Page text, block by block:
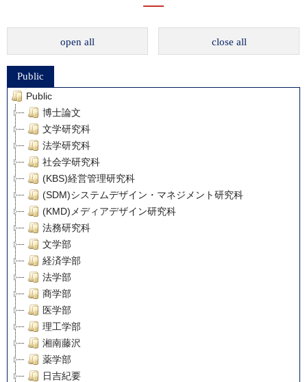
open all close all
Public
Public
博士論文
文学研究科
法学研究科
社会学研究科
(KBS)経営管理研究科
(SDM)システムデザイン・マネジメント研究科
(KMD)メディアデザイン研究科
法務研究科
文学部
経済学部
法学部
商学部
医学部
理工学部
湘南藤沢
薬学部
日吉紀要